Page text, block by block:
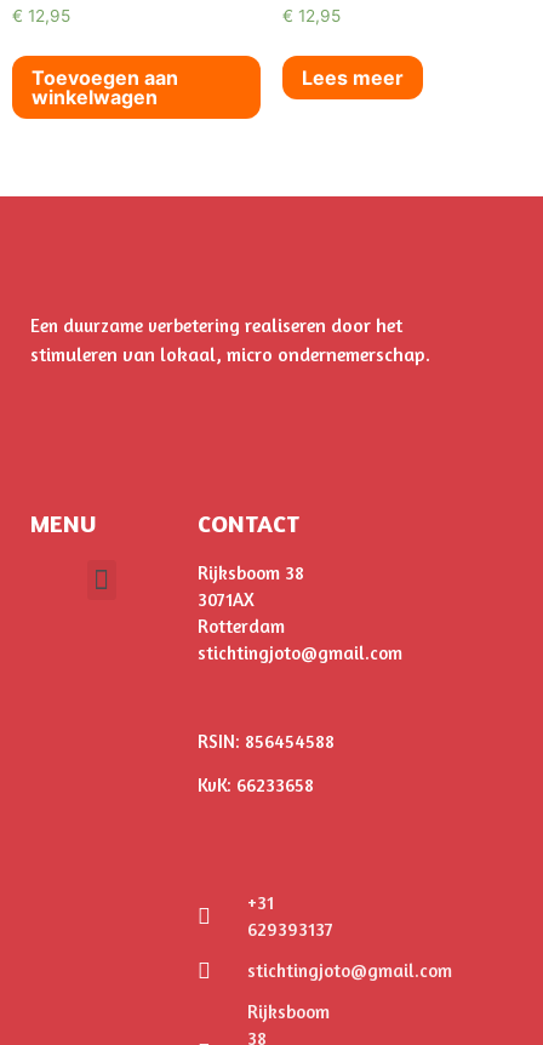
€ 12,95
Toevoegen aan
winkelwagen
€ 12,95
Lees meer
Een duurzame verbetering realiseren door het
stimuleren van lokaal, micro ondernemerschap.
MENU CONTACT
Rijksboom 38
3071AX
Rotterdam
stichtingjoto@gmail.com
RSIN: 856454588
KvK: 66233658
+31
629393137
stichtingjoto@gmail.com
Rijksboom
38